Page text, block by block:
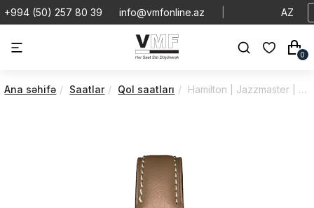
+994 (50) 257 80 39 info@vmfonline.az AZ
0
Ana səhifə Saatlar Qol saatları Hamilton | Jazzmaster | Lady Quartz | H32231810